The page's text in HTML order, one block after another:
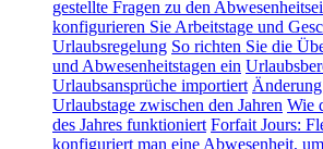
gestellte Fragen zu den
konfigurieren Sie Arbeitstage und
Urlaubsregelung So richten Sie die
und Abwesenheitstagen ein
Urlaubsansprüche importiert
Urlaubstage zwischen den Jahren Wie
des Jahres funktioniert Forfait Jours:
konfiguriert man eine Abwesenheit,